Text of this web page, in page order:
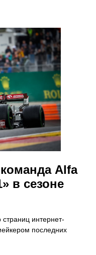
Alfa
в сезоне
интернет-
последних